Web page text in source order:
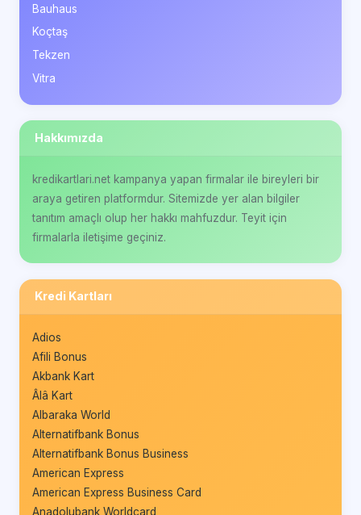
Bauhaus
Koçtaş
Tekzen
Vitra
Hakkımızda
kredikartlari.net kampanya yapan firmalar ile bireyleri bir
araya getiren platformdur. Sitemizde yer alan bilgiler
tanıtım amaçlı olup her hakkı mahfuzdur. Teyit için
firmalarla iletişime geçiniz.
Kredi Kartları
Adios
Afili Bonus
Akbank Kart
Âlâ Kart
Albaraka World
Alternatifbank Bonus
Alternatifbank Bonus Business
American Express
American Express Business Card
Anadolubank Worldcard